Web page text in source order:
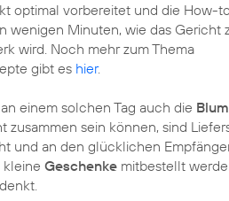
optimal vorbereitet und die How-
wenigen Minuten, wie das Gericht
wird. Noch mehr zum Thema
gibt es hier.
einem solchen Tag auch die
zusammen sein können, sind
und an den glücklichen
Geschenke mitbestellt